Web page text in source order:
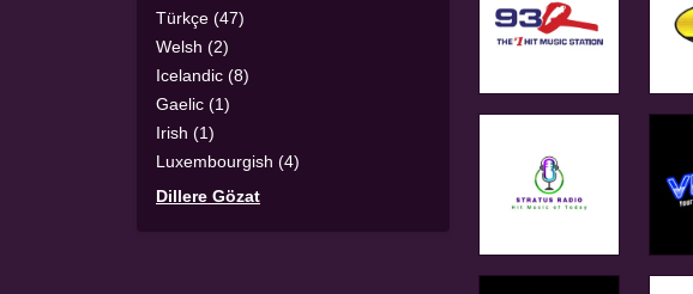
Türkçe (47)
Welsh (2)
Icelandic (8)
Gaelic (1)
Irish (1)
Luxembourgish (4)
Dillere Gözat